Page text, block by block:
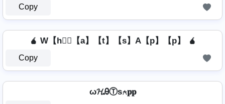
Copy
🧉 W【h】⃣【a】【t】【s】A【p】【p】 🧉
Copy
ω𝓗ᎯⓉѕ⍲𝐩𝐩